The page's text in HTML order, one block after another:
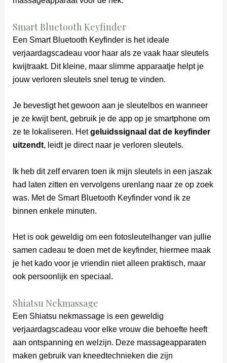
Smart Bluetooth Keyfinder
Een Smart Bluetooth Keyfinder is het ideale
verjaardagscadeau voor haar als ze vaak haar sleutels
kwijtraakt. Dit kleine, maar slimme apparaatje helpt je
jouw verloren sleutels snel terug te vinden.
Je bevestigt het gewoon aan je sleutelbos en wanneer
je ze kwijt bent, gebruik je de app op je smartphone om
ze te lokaliseren. Hetgeluidssignaal dat de keyfinder
uitzendt, leidt je direct naar je verloren sleutels.
Ik heb dit zelf ervaren toen ik mijn sleutels in een jaszak
had laten zitten en vervolgens urenlang naar ze op zoek
was. Met de Smart Bluetooth Keyfinder vond ik ze
binnen enkele minuten.
Het is ook geweldig om een fotosleutelhanger van jullie
samen cadeau te doen met de keyfinder, hiermee maak
je het kado voor je vriendin niet alleen praktisch, maar
ook persoonlijk en speciaal.
Shiatsu Nekmassage
Een Shiatsu nekmassage is een geweldig
verjaardagscadeau voor elke vrouw die behoefte heeft
aan ontspanning en welzijn. Deze massageapparaten
maken gebruik van kneedtechnieken die zijn